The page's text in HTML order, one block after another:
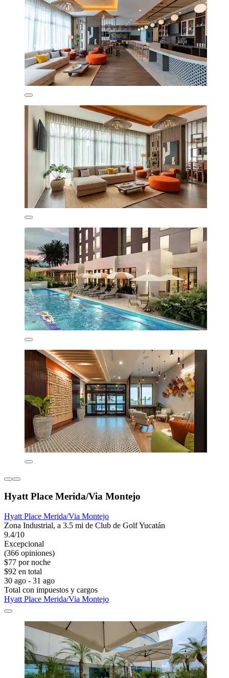
Hyatt Place Merida/Via Montejo
Hyatt Place Merida/Via Montejo
Zona Industrial, a 3.5 mi de Club de Golf Yucatán
9.4/10
Excepcional
(366 opiniones)
$77 por noche
$92 en total
30 ago - 31 ago
Total con impuestos y cargos
Hyatt Place Merida/Via Montejo